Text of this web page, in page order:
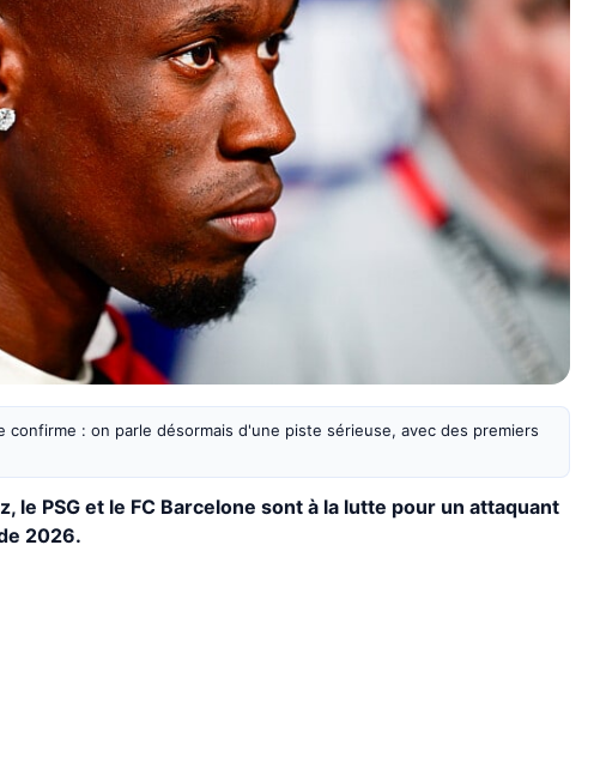
confirme : on parle désormais d'une piste sérieuse, avec des premiers
le PSG et le FC Barcelone sont à la lutte pour un attaquant
2026.